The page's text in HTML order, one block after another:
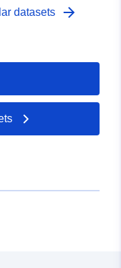
datasets arrow_forward